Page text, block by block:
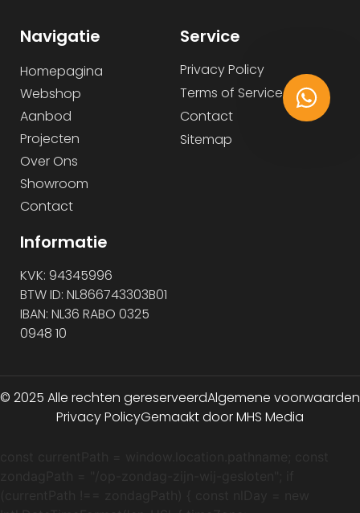
Navigatie
Homepagina
Webshop
Aanbod
Projecten
Over Ons
Showroom
Contact
Service
Privacy Policy
Terms of Service
Contact
Sitemap
Informatie
KVK: 94345996
BTW ID: NL866743303B01
IBAN: NL36 RABO 0325
0948 10
© 2025 Alle rechten gereserveerdAlgemene voorwaarden
Privacy PolicyGemaakt door MHS Media